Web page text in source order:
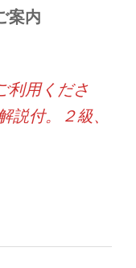
案内
利用くださ
説付。２級、